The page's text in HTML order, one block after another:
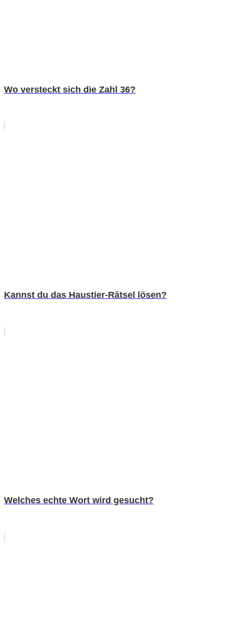
Wo versteckt sich die Zahl 36?
Kannst du das Haustier-Rätsel lösen?
Welches echte Wort wird gesucht?